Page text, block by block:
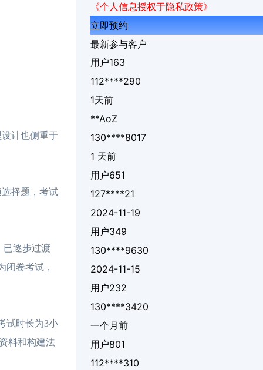
计也侧重于
择题，考试
逐步过渡
闭卷考试，
试时长为3小
料和构建法
《个人信息授权于隐私政策》
立即预约
最新参与客户
用户163
112****290
1天前
**AoZ
130****8017
1 天前
用户651
127****21
2024-11-19
用户349
130****9630
2024-11-15
用户232
130****3420
一个月前
用户801
112****310